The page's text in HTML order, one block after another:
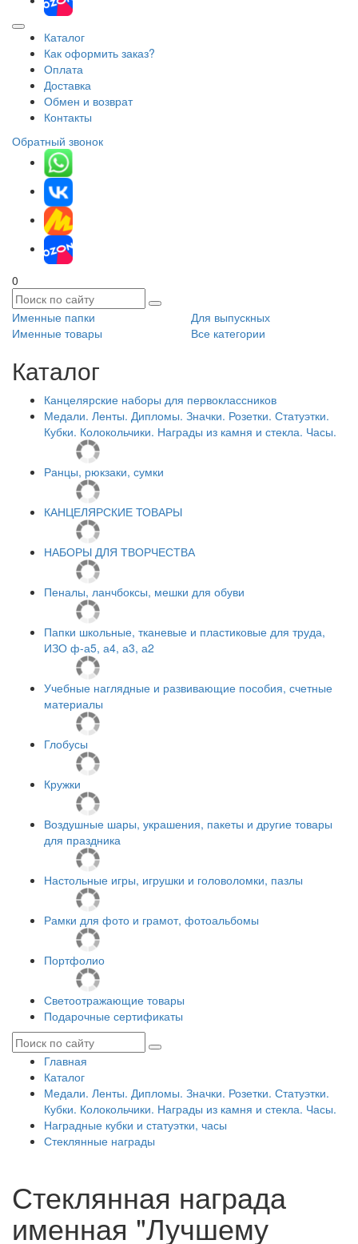
Каталог
Как оформить заказ?
Оплата
Доставка
Обмен и возврат
Контакты
Обратный звонок
0
Именные папки
Для выпускных
Именные товары
Все категории
Каталог
Канцелярские наборы для первоклассников
Медали. Ленты. Дипломы. Значки. Розетки. Статуэтки.
Кубки. Колокольчики. Награды из камня и стекла. Часы.
Ранцы, рюкзаки, сумки
КАНЦЕЛЯРСКИЕ ТОВАРЫ
НАБОРЫ ДЛЯ ТВОРЧЕСТВА
Пеналы, ланчбоксы, мешки для обуви
Папки школьные, тканевые и пластиковые для труда,
ИЗО ф-а5, а4, а3, а2
Учебные наглядные и развивающие пособия, счетные
материалы
Глобусы
Кружки
Воздушные шары, украшения, пакеты и другие товары
для праздника
Настольные игры, игрушки и головоломки, пазлы
Рамки для фото и грамот, фотоальбомы
Портфолио
Светоотражающие товары
Подарочные сертификаты
Главная
Каталог
Медали. Ленты. Дипломы. Значки. Розетки. Статуэтки.
Кубки. Колокольчики. Награды из камня и стекла. Часы.
Наградные кубки и статуэтки, часы
Стеклянные награды
Стеклянная награда
именная "Лучшему